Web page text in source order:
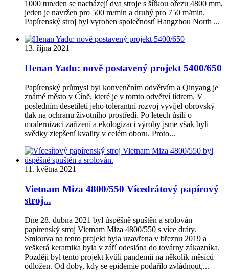
1000 tun/den se nacházejí dva stroje s šířkou ořezu 4800 mm,
jeden je navržen pro 500 m/min a druhý pro 750 m/min.
Papírenský stroj byl vyroben společností Hangzhou North ...
13. října 2021
Henan Yadu: nově postavený projekt 5400/650
Papírenský průmysl byl konvenčním odvětvím a Qinyang je
známé město v Číně, které je v tomto odvětví lídrem. V
posledním desetiletí jeho tolerantní rozvoj vyvíjel obrovský
tlak na ochranu životního prostředí. Po letech úsilí o
modernizaci zařízení a ekologizaci výroby jsme však byli
svědky zlepšení kvality v celém oboru. Proto...
11. května 2021
Vietnam Miza 4800/550 Vícedrátový papírový
stroj...
Dne 28. dubna 2021 byl úspěšně spuštěn a srolován
papírenský stroj Vietnam Miza 4800/550 s více dráty.
Smlouva na tento projekt byla uzavřena v březnu 2019 a
veškerá keramika byla v září odeslána do továrny zákazníka.
Později byl tento projekt kvůli pandemii na několik měsíců
odložen. Od doby, kdy se epidemie podařilo zvládnout,...